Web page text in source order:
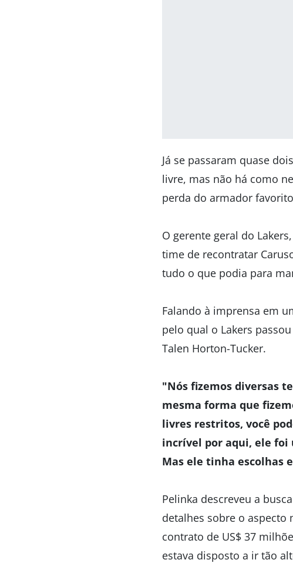
Já se passaram quase
livre, mas não há como
perda do armador
O gerente geral do
time de recontratar
tudo o que podia para
Falando à imprensa em
pelo qual o Lakers
Talen Horton-Tucker.
"Nós fizemos diversas
mesma forma que
livres restritos, você
incrível por aqui, ele foi
Mas ele tinha escolhas
Pelinka descreveu a
detalhes sobre o aspecto
contrato de US$ 37
estava disposto a ir tão